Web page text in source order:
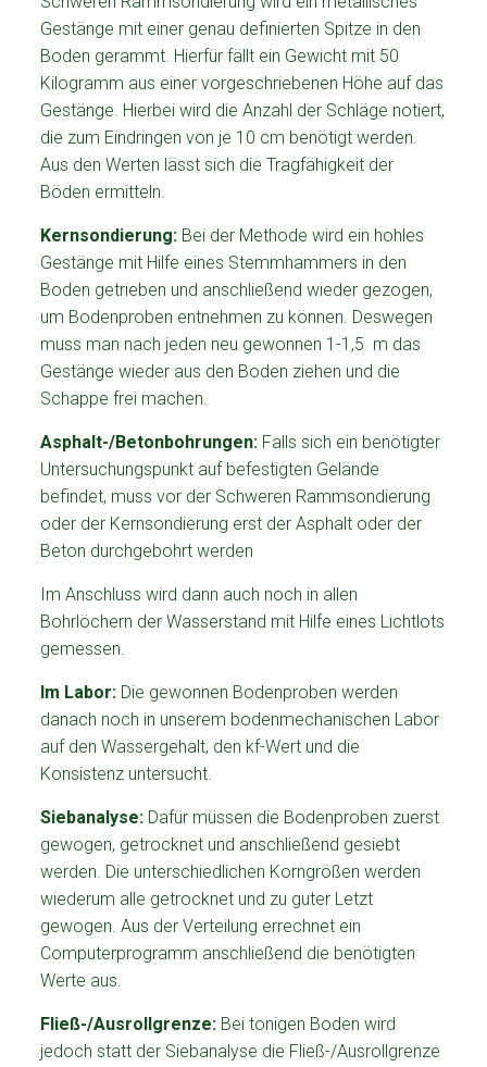
Gestänge mit einer genau definierten Spitze in den
Boden gerammt. Hierfür fällt ein Gewicht mit 50
Kilogramm aus einer vorgeschriebenen Höhe auf das
Gestänge. Hierbei wird die Anzahl der Schläge notiert,
die zum Eindringen von je 10 cm benötigt werden.
Aus den Werten lässt sich die Tragfähigkeit der
Böden ermitteln.
Kernsondierung:Bei der Methode wird ein hohles
Gestänge mit Hilfe eines Stemmhammers in den
Boden getrieben und anschließend wieder gezogen,
um Bodenproben entnehmen zu können. Deswegen
muss man nach jeden neu gewonnen 1-1,5 m das
Gestänge wieder aus den Boden ziehen und die
Schappe frei machen.
Asphalt-/Betonbohrungen:Falls sich ein benötigter
Untersuchungspunkt auf befestigten Gelände
befindet, muss vor der Schweren Rammsondierung
oder der Kernsondierung erst der Asphalt oder der
Beton durchgebohrt werden
Im Anschluss wird dann auch noch in allen
Bohrlöchern der Wasserstand mit Hilfe eines Lichtlots
gemessen.
Im Labor:Die gewonnen Bodenproben werden
danach noch in unserem bodenmechanischen Labor
auf den Wassergehalt, den kf-Wert und die
Konsistenz untersucht.
Siebanalyse:Dafür müssen die Bodenproben zuerst
gewogen, getrocknet und anschließend gesiebt
werden. Die unterschiedlichen Korngrößen werden
wiederum alle getrocknet und zu guter Letzt
gewogen. Aus der Verteilung errechnet ein
Computerprogramm anschließend die benötigten
Werte aus.
Fließ-/Ausrollgrenze:Bei tonigen Boden wird
jedoch statt der Siebanalyse die Fließ-/Ausrollgrenze